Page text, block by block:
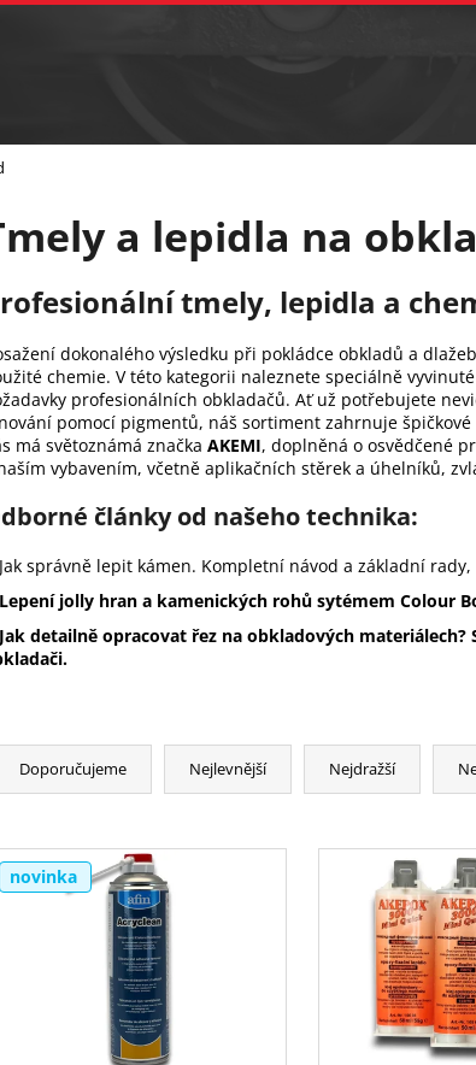
a lepidla na
tmely, lepidla a
dokonalého výsledku při pokládce obkladů a
chemie. V této kategorii naleznete speciálně vyvinuté
profesionálních obkladačů. Ať už potřebujete
pomocí pigmentů, náš sortiment zahrnuje
má světoznámá značka AKEMI, doplněná o osvědčené
vybavením, včetně aplikačních stěrek a úhelníků,
články od našeho technika:
správně lepit kámen. Kompletní návod a základní
jolly hran a kamenických rohů sytémem Colour
detailně opracovat řez na obkladových
Doporučujeme Nejlevnější Nejdražší
novinka
Doporučujeme